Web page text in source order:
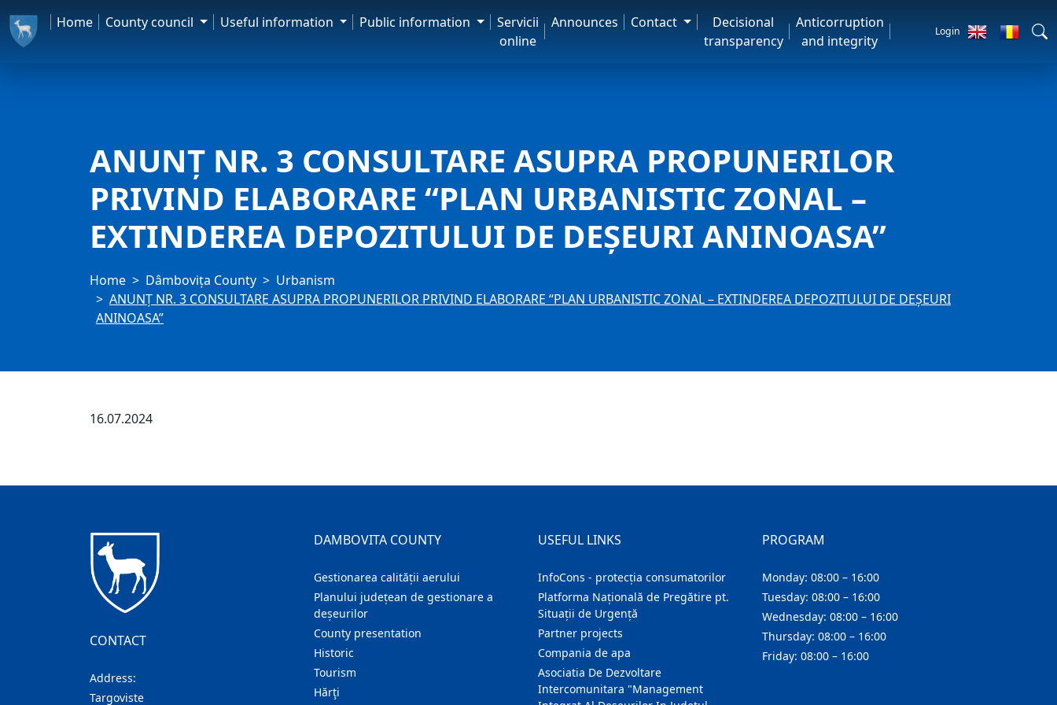
Home County council Useful information Public information
Servicii
online
Announces Contact
Decisional
transparency
Anticorruption
and integrity
Login
ANUNȚ NR. 3 CONSULTARE ASUPRA PROPUNERILOR
PRIVIND ELABORARE “PLAN URBANISTIC ZONAL –
EXTINDEREA DEPOZITULUI DE DEȘEURI ANINOASA”
Home Dâmbovița County
Urbanism
ANUNȚ NR. 3 CONSULTARE ASUPRA PROPUNERILOR PRIVIND ELABORARE “PLAN URBANISTIC ZONAL – EXTINDEREA DEPOZITULUI DE DEȘEURI
ANINOASA”
16.07.2024
CONTACT
Address:
Targoviste
DAMBOVITA COUNTY
Gestionarea calității aerului
Planului județean de gestionare a
deșeurilor
County presentation
Historic
Tourism
Hărţi
USEFUL LINKS
InfoCons - protecția consumatorilor
Platforma Națională de Pregătire pt.
Situații de Urgență
Partner projects
Compania de apa
Asociatia De Dezvoltare
Intercomunitara "Management
PROGRAM
Monday: 08:00 – 16:00
Tuesday: 08:00 – 16:00
Wednesday: 08:00 – 16:00
Thursday: 08:00 – 16:00
Friday: 08:00 – 16:00